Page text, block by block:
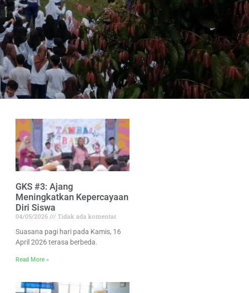
GKS #3: Ajang
Meningkatkan Kepercayaan
Diri Siswa
04/05/2026
Tidak ada komentar
Suasana pagi hari pada Kamis, 16
April 2026 terasa berbeda.
Read More »